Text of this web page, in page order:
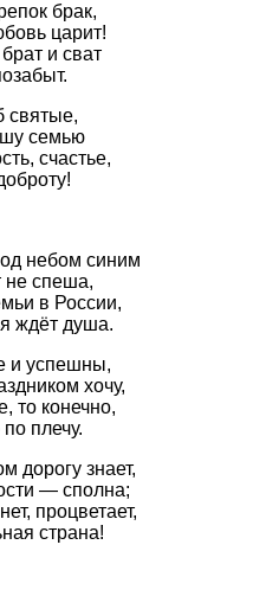
брак,
царит!
и сват
святые,
семью
счастье,
небом синим
не спеша,
в России,
ждёт душа.
и успешны,
хочу,
то конечно,
плечу.
дорогу знает,
— сполна;
процветает,
страна!